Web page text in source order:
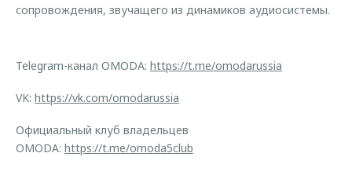
сопровождения, звучащего из динамиков аудиосистемы.
Telegram-канал OMODA: https://t.me/omodarussia
VK: https://vk.com/omodarussia
Официальный клуб владельцев
OMODA: https://t.me/omoda5club